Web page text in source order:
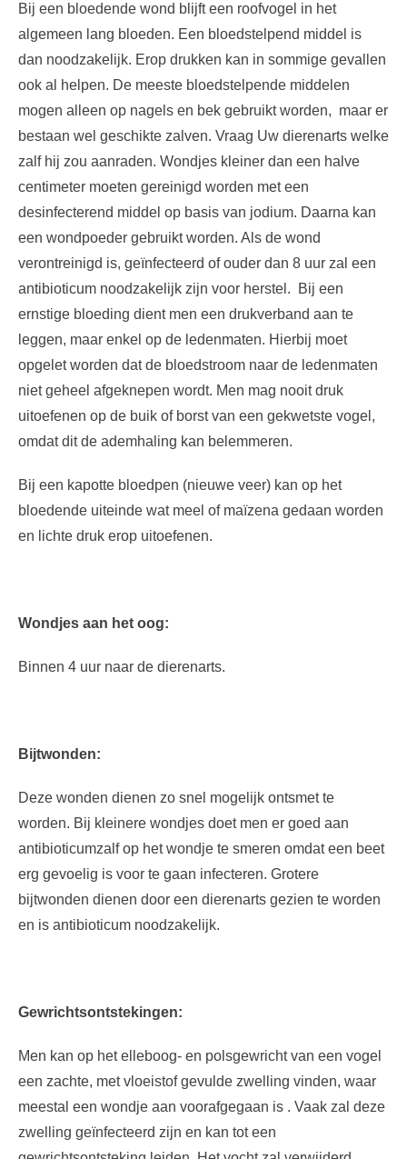
Bij een bloedende wond blijft een roofvogel in het
algemeen lang bloeden. Een bloedstelpend middel is
dan noodzakelijk. Erop drukken kan in sommige gevallen
ook al helpen. De meeste bloedstelpende middelen
mogen alleen op nagels en bek gebruikt worden, maar er
bestaan wel geschikte zalven. Vraag Uw dierenarts welke
zalf hij zou aanraden. Wondjes kleiner dan een halve
centimeter moeten gereinigd worden met een
desinfecterend middel op basis van jodium. Daarna kan
een wondpoeder gebruikt worden. Als de wond
verontreinigd is, geïnfecteerd of ouder dan 8 uur zal een
antibioticum noodzakelijk zijn voor herstel. Bij een
ernstige bloeding dient men een drukverband aan te
leggen, maar enkel op de ledenmaten. Hierbij moet
opgelet worden dat de bloedstroom naar de ledenmaten
niet geheel afgeknepen wordt. Men mag nooit druk
uitoefenen op de buik of borst van een gekwetste vogel,
omdat dit de ademhaling kan belemmeren.
Bij een kapotte bloedpen (nieuwe veer) kan op het
bloedende uiteinde wat meel of maïzena gedaan worden
en lichte druk erop uitoefenen.
Wondjes aan het oog:
Binnen 4 uur naar de dierenarts.
Bijtwonden:
Deze wonden dienen zo snel mogelijk ontsmet te
worden. Bij kleinere wondjes doet men er goed aan
antibioticumzalf op het wondje te smeren omdat een beet
erg gevoelig is voor te gaan infecteren. Grotere
bijtwonden dienen door een dierenarts gezien te worden
en is antibioticum noodzakelijk.
Gewrichtsontstekingen:
Men kan op het elleboog- en polsgewricht van een vogel
een zachte, met vloeistof gevulde zwelling vinden, waar
meestal een wondje aan voorafgegaan is . Vaak zal deze
zwelling geïnfecteerd zijn en kan tot een